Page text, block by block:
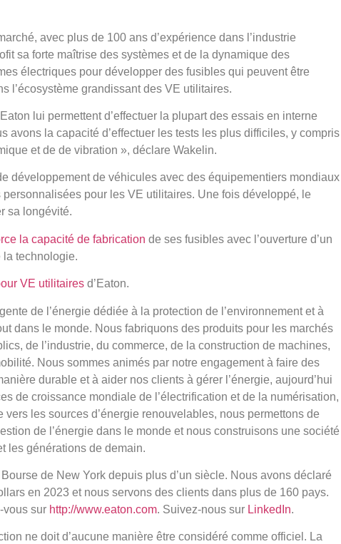
avec plus de 100 ans d’expérience dans l’industrie
sa forte maîtrise des systèmes et de la dynamique des
électriques pour développer des fusibles qui peuvent être
l’écosystème grandissant des VE utilitaires.
lui permettent d’effectuer la plupart des essais en interne
avons la capacité d’effectuer les tests les plus difficiles, y compris
et de de vibration », déclare Wakelin.
développement de véhicules avec des équipementiers mondiaux
pour les VE utilitaires. Une fois développé, le
sa longévité.
la capacité de fabrication de ses fusibles avec l’ouverture d’un
la technologie.
VE utilitaires d’Eaton.
de l’énergie dédiée à la protection de l’environnement et à
dans le monde. Nous fabriquons des produits pour les marchés
de l’industrie, du commerce, de la construction de machines,
Nous sommes animés par notre engagement à faire des
durable et à aider nos clients à gérer l’énergie, aujourd’hui
de croissance mondiale de l’électrification et de la numérisation,
les sources d’énergie renouvelables, nous permettons de
de l’énergie dans le monde et nous construisons une société
les générations de demain.
de New York depuis plus d’un siècle. Nous avons déclaré
en 2023 et nous servons des clients dans plus de 160 pays.
vous sur http://www.eaton.com. Suivez-nous sur LinkedIn.
ne doit d’aucune manière être considéré comme officiel. La